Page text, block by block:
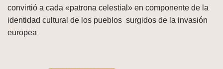
convirtió a cada «patrona celestial» en componente de la
identidad cultural de los pueblos surgidos de la invasión
europea